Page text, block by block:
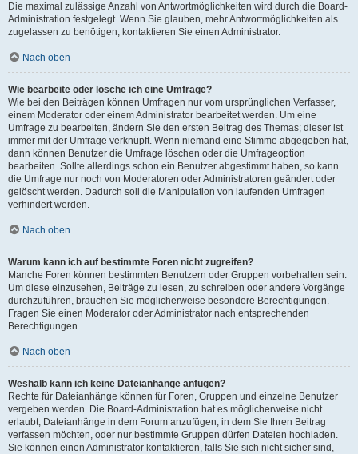
Die maximal zulässige Anzahl von Antwortmöglichkeiten wird durch die Board-
Administration festgelegt. Wenn Sie glauben, mehr Antwortmöglichkeiten als
zugelassen zu benötigen, kontaktieren Sie einen Administrator.
Nach oben
Wie bearbeite oder lösche ich eine Umfrage?
Wie bei den Beiträgen können Umfragen nur vom ursprünglichen Verfasser,
einem Moderator oder einem Administrator bearbeitet werden. Um eine
Umfrage zu bearbeiten, ändern Sie den ersten Beitrag des Themas; dieser ist
immer mit der Umfrage verknüpft. Wenn niemand eine Stimme abgegeben hat,
dann können Benutzer die Umfrage löschen oder die Umfrageoption
bearbeiten. Sollte allerdings schon ein Benutzer abgestimmt haben, so kann
die Umfrage nur noch von Moderatoren oder Administratoren geändert oder
gelöscht werden. Dadurch soll die Manipulation von laufenden Umfragen
verhindert werden.
Nach oben
Warum kann ich auf bestimmte Foren nicht zugreifen?
Manche Foren können bestimmten Benutzern oder Gruppen vorbehalten sein.
Um diese einzusehen, Beiträge zu lesen, zu schreiben oder andere Vorgänge
durchzuführen, brauchen Sie möglicherweise besondere Berechtigungen.
Fragen Sie einen Moderator oder Administrator nach entsprechenden
Berechtigungen.
Nach oben
Weshalb kann ich keine Dateianhänge anfügen?
Rechte für Dateianhänge können für Foren, Gruppen und einzelne Benutzer
vergeben werden. Die Board-Administration hat es möglicherweise nicht
erlaubt, Dateianhänge in dem Forum anzufügen, in dem Sie Ihren Beitrag
verfassen möchten, oder nur bestimmte Gruppen dürfen Dateien hochladen.
Sie können einen Administrator kontaktieren, falls Sie sich nicht sicher sind,